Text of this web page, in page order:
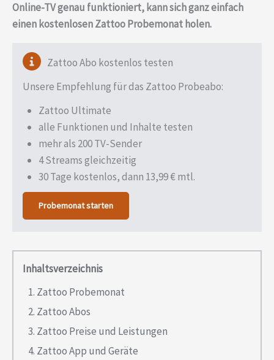
Online-TV genau funktioniert, kann sich ganz einfach
einen kostenlosen Zattoo Probemonat holen.
Zattoo Abo kostenlos testen
Unsere Empfehlung für das Zattoo Probeabo:
Zattoo Ultimate
alle Funktionen und Inhalte testen
mehr als 200 TV-Sender
4 Streams gleichzeitig
30 Tage kostenlos, dann 13,99 € mtl.
Probemonat starten
Inhaltsverzeichnis
Zattoo Probemonat
Zattoo Abos
Zattoo Preise und Leistungen
Zattoo App und Geräte